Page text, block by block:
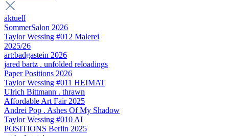
aktuell
SommerSalon 2026
Taylor Wessing #012 Malerei
2025/26
art:badgastein 2026
jared bartz . unfolded reloadings
Paper Positions 2026
Taylor Wessing #011 HEIMAT
Ulrich Bittmann . thrawn
Affordable Art Fair 2025
Andrei Pop . Ashes Of My Shadow
Taylor Wessing #010 AI
POSITIONS Berlin 2025